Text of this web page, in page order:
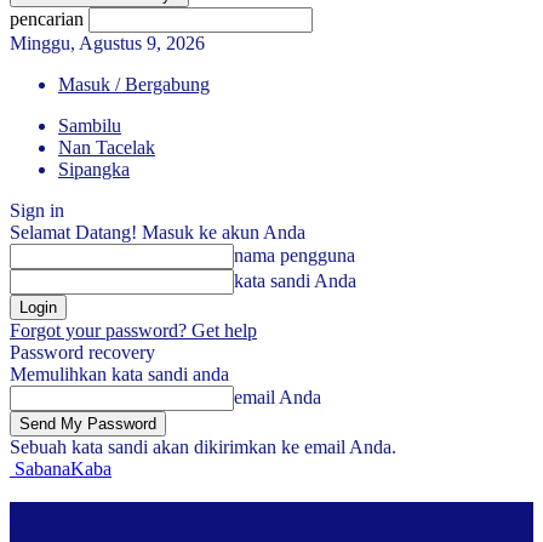
pencarian
Minggu, Agustus 9, 2026
Masuk / Bergabung
Sambilu
Nan Tacelak
Sipangka
Sign in
Selamat Datang! Masuk ke akun Anda
nama pengguna
kata sandi Anda
Forgot your password? Get help
Password recovery
Memulihkan kata sandi anda
email Anda
Sebuah kata sandi akan dikirimkan ke email Anda.
SabanaKaba